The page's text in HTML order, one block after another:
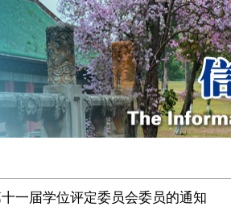
一届学位评定委员会委员的通知